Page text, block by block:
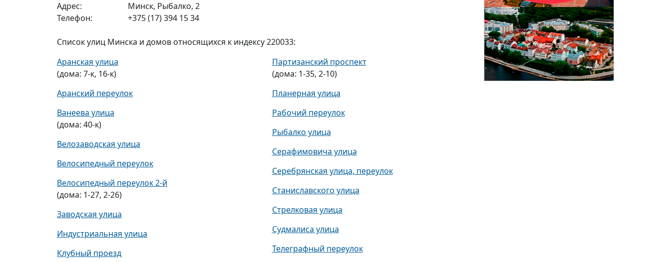
Адрес:
Минск, Рыбалко, 2
Телефон:
+375 (17) 394 15 34
Список улиц Минска и домов относящихся к индексу 220033:
Аранская улица
(дома: 7-к, 16-к)
Аранский переулок
Ванеева улица
(дома: 40-к)
Велозаводская улица
Велосипедный переулок
Велосипедный переулок 2-й
(дома: 1-27, 2-26)
Заводская улица
Индустриальная улица
Клубный проезд
Партизанский проспект
(дома: 1-35, 2-10)
Планерная улица
Рабочий переулок
Рыбалко улица
Серафимовича улица
Серебрянская улица, переулок
Станиславского улица
Стрелковая улица
Судмалиса улица
Телеграфный переулок